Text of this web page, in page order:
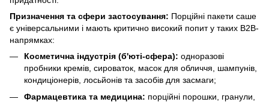
Призначення та сфери застосування: Порційні пакети саше
є універсальними і мають критично високий попит у таких B2B-
напрямках:
Косметична індустрія (б'юті-сфера): одноразові
пробники кремів, сироваток, масок для обличчя, шампунів,
кондиціонерів, лосьйонів та засобів для засмаги;
Фармацевтика та медицина: порційні порошки, гранули,